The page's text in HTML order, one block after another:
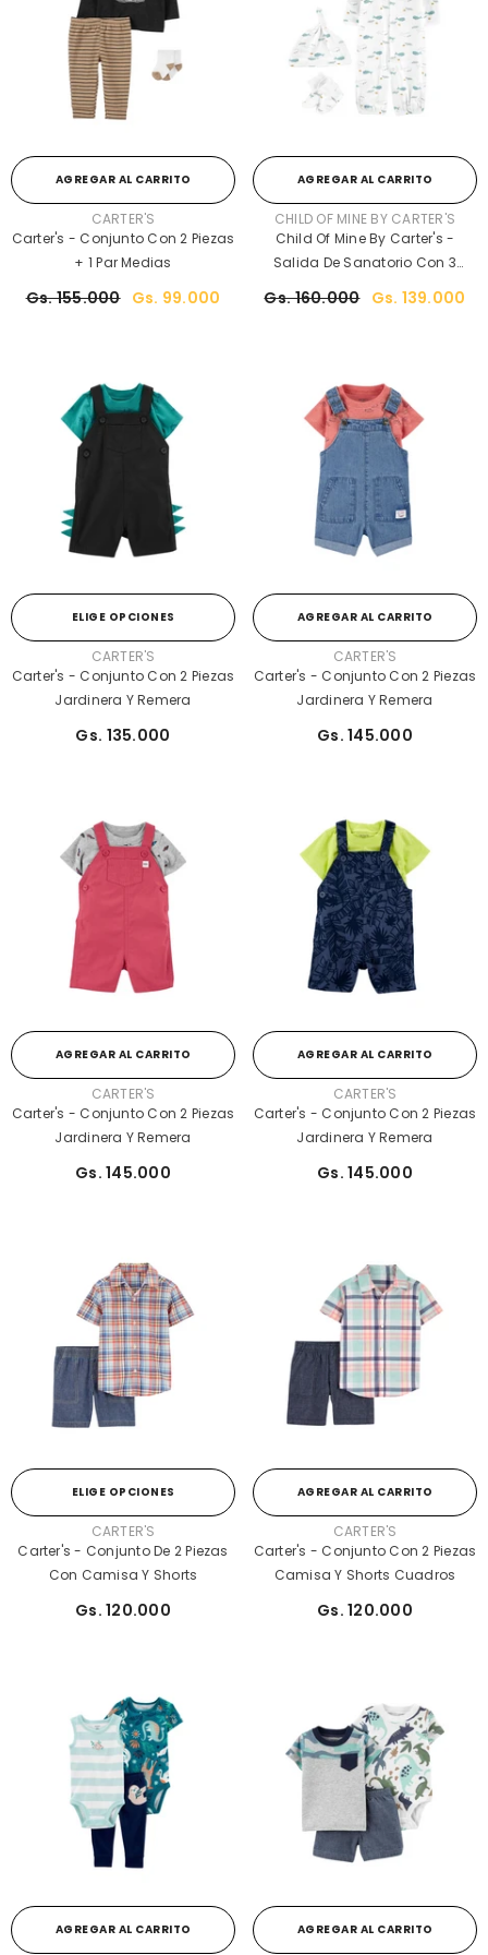
AGREGAR AL CARRITO
CARTER'S
Carter's - Conjunto Con 2 Piezas
+ 1 Par Medias
Gs. 155.000 Gs. 99.000
AGREGAR AL CARRITO
PROVEEDOR:
CHILD OF MINE BY CARTER'S
Child Of Mine By Carter's -
Salida De Sanatorio Con 3
Gs. 160.000 Gs. 139.000
ELIGE OPCIONES
CARTER'S
Carter's - Conjunto Con 2 Piezas
Jardinera Y Remera
Gs. 135.000
AGREGAR AL CARRITO
CARTER'S
Carter's - Conjunto Con 2 Piezas
Jardinera Y Remera
Gs. 145.000
AGREGAR AL CARRITO
CARTER'S
Carter's - Conjunto Con 2 Piezas
Jardinera Y Remera
Gs. 145.000
AGREGAR AL CARRITO
CARTER'S
Carter's - Conjunto Con 2 Piezas
Jardinera Y Remera
Gs. 145.000
ELIGE OPCIONES
CARTER'S
Carter's - Conjunto De 2 Piezas
Con Camisa Y Shorts
Gs. 120.000
AGREGAR AL CARRITO
CARTER'S
Carter's - Conjunto Con 2 Piezas
Camisa Y Shorts Cuadros
Gs. 120.000
AGREGAR AL CARRITO AGREGAR AL CARRITO